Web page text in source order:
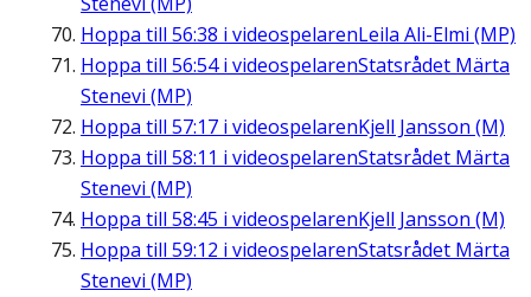
Hoppa till 56:38 i videospelarenLeila Ali-Elmi (MP)
Hoppa till 56:54i videospelarenStatsrådet Märta
Stenevi (MP)
Hoppa till 57:17 i videospelarenKjell Jansson (M)
Hoppa till 58:11 i videospelarenStatsrådet Märta
Stenevi (MP)
Hoppa till 58:45 i videospelarenKjell Jansson (M)
Hoppa till 59:12 i videospelarenStatsrådet Märta
Stenevi (MP)